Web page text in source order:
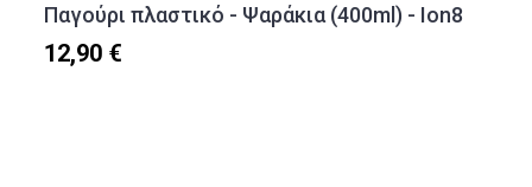
Παγούρι πλαστικό - Ψαράκια (400ml) - Ion8
12,90 €